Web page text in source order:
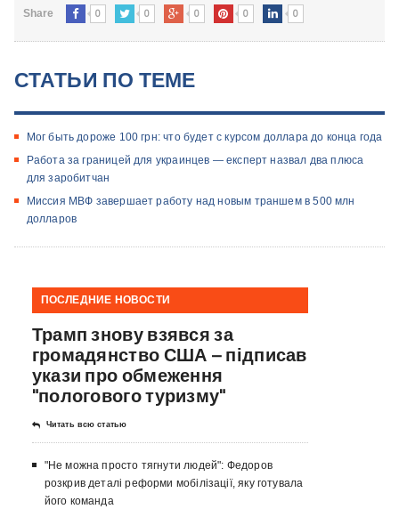
Share 0 0 0 0 0
СТАТЬИ ПО ТЕМЕ
Мог быть дороже 100 грн: что будет с курсом доллара до конца года
Работа за границей для украинцев — експерт назвал два плюса
для заробитчан
Миссия МВФ завершает работу над новым траншем в 500 млн
долларов
ПОСЛЕДНИЕ НОВОСТИ
Трамп знову взявся за
громадянство США – підписав
укази про обмеження
"пологового туризму"
Читать всю статью
"Не можна просто тягнути людей": Федоров
розкрив деталі реформи мобілізації, яку готувала
його команда